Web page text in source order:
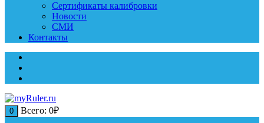
Сертификаты калибровки
Новости
СМИ
Контакты
0 Всего: 0₽